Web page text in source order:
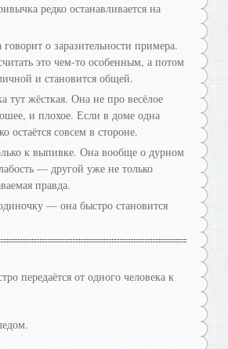
редко останавливается на
о заразительности примера.
это чем-то особенным, а потом
и становится общей.
тут жёсткая. Она не про весёлое
и плохое. Если в доме одна
остаётся совсем в стороне.
к выпивке. Она вообще о дурном
— другой уже не только
правда.
— она быстро становится
передаётся от одного человека к